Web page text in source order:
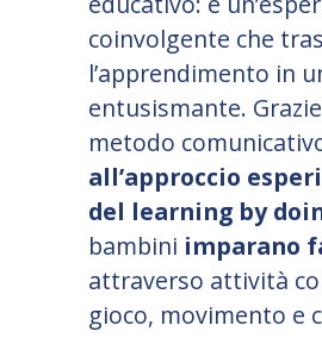
coinvolgente che
l’apprendimento in
entusismante.
metodo
all’approccio
del learning by
bambini imparano
attraverso attività
gioco, movimento e